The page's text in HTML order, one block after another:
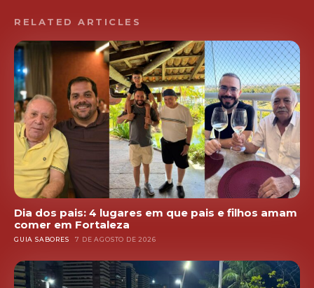
RELATED ARTICLES
Dia dos pais: 4 lugares em que pais e filhos amam
comer em Fortaleza
GUIA SABORES 7 DE AGOSTO DE 2026